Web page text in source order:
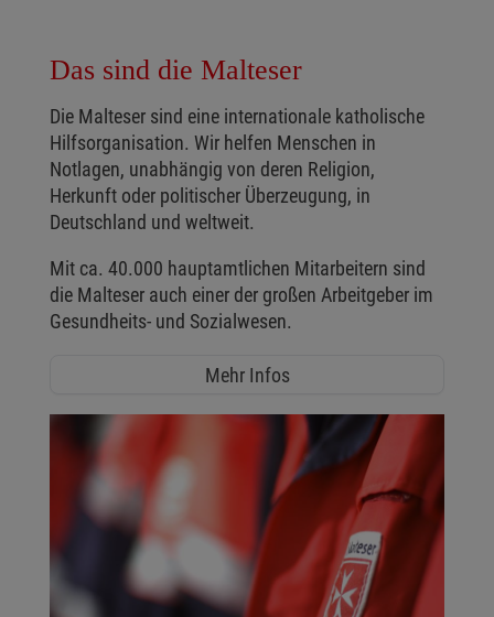
Das sind die Malteser
Die Malteser sind eine internationale katholische
Hilfsorganisation. Wir helfen Menschen in
Notlagen, unabhängig von deren Religion,
Herkunft oder politischer Überzeugung, in
Deutschland und weltweit.
Mit ca. 40.000 hauptamtlichen Mitarbeitern sind
die Malteser auch einer der großen Arbeitgeber im
Gesundheits- und Sozialwesen.
Mehr Infos